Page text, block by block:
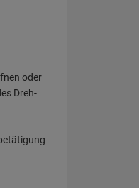
oder
Dreh-